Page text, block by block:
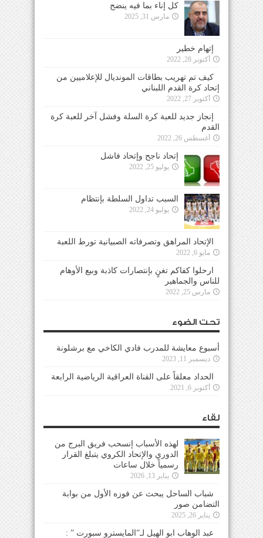
كل إناء بما فيه ينضح
مارس 31, 2025
إتهام خطير
أكتوبر 28, 2022
كيف تم تهريب بطاقات المونديال للإعلاميين من
إتحاد كرة القدم اللبناني
أكتوبر 27, 2022
إنجاز جديد للعبة كرة السلة وفشل آخر للعبة كرة
القدم
أغسطس 26, 2022
إتحاد ناجح وإتحاد فاشل
يوليو 25, 2022
السبب تداول السلطة بإنتظام
يوليو 24, 2022
الإتحاد المراهق وتصرفاته الصبيانية تورط اللعبة
مايو 6, 2022
ارحلوا كفاكم تغنٍ بإنتصارات كاذبة وبيع الأوهام
للناس والجماهير
مارس 25, 2022
تحت الضوء
أسبوع معايشة للمدرب فادي الكاخي مع برشلونة
ديسمبر 11, 2023
الحداد معلقاً على القناة العراقية الرياضية الرابعة
أكتوبر 6, 2021
لقاء
لهذه الأسباب إنسحب فريق البرج من
الدوري والإتحاد الكروي يتبلغ القرار
رسمياً خلال ساعات
يناير 13, 2026
شباب الساحل يبحث عن فوزه الأول من بوابة
التضامن صور
يناير 26, 2025
عبد الوهاب ابو الهيل لـ”المايسترو سبورت ” :